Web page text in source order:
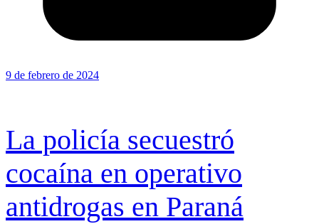
9 de febrero de 2024
La policía secuestró
cocaína en operativo
antidrogas en Paraná